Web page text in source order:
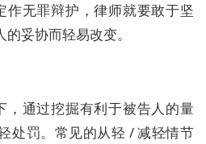
作无罪辩护，律师就要敢于坚
妥协而轻易改变。
，通过挖掘有利于被告人的量
处罚。常见的从轻 / 减轻情节